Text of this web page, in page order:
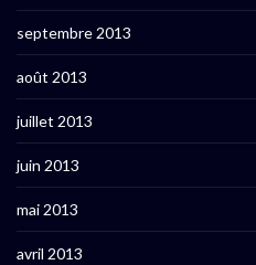
septembre 2013
août 2013
juillet 2013
juin 2013
mai 2013
avril 2013